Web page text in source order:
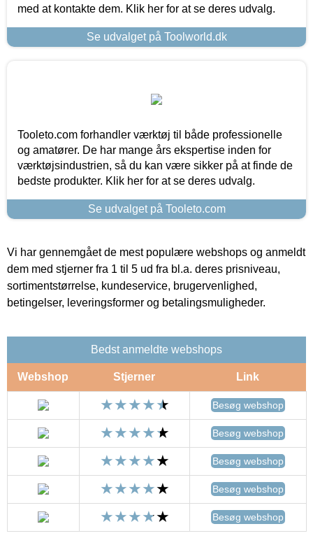
med at kontakte dem. Klik her for at se deres udvalg.
Se udvalget på Toolworld.dk
Tooleto.com forhandler værktøj til både professionelle
og amatører. De har mange års ekspertise inden for
værktøjsindustrien, så du kan være sikker på at finde de
bedste produkter. Klik her for at se deres udvalg.
Se udvalget på Tooleto.com
Vi har gennemgået de mest populære webshops og anmeldt
dem med stjerner fra 1 til 5 ud fra bl.a. deres prisniveau,
sortimentstørrelse, kundeservice, brugervenlighed,
betingelser, leveringsformer og betalingsmuligheder.
Bedst anmeldte webshops
Webshop Stjerner Link
Besøg webshop
Besøg webshop
Besøg webshop
Besøg webshop
Besøg webshop